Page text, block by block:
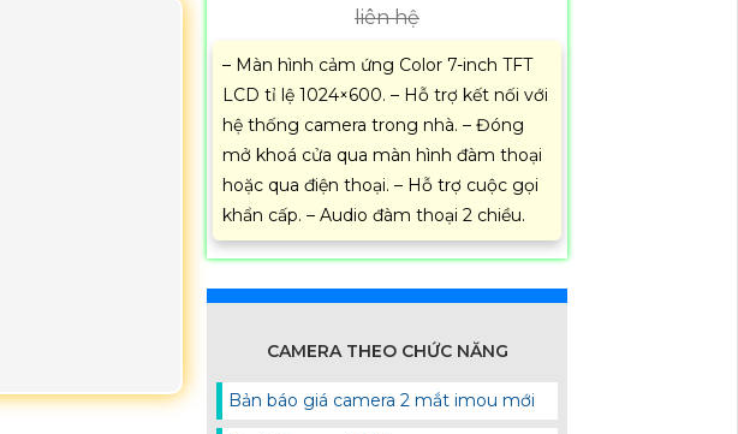
liên hệ
– Màn hình cảm ứng Color 7-inch TFT
LCD tỉ lệ 1024×600. – Hỗ trợ kết nối với
hệ thống camera trong nhà. – Đóng
mở khoá cửa qua màn hình đàm thoại
hoặc qua điện thoại. – Hỗ trợ cuộc gọi
khẩn cấp. – Audio đàm thoại 2 chiều.
CAMERA THEO CHỨC NĂNG
Bản báo giá camera 2 mắt imou mới